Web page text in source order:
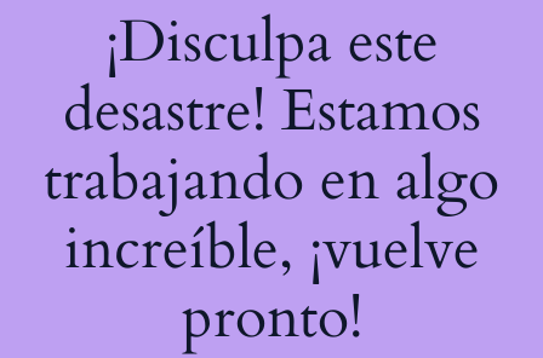
¡Disculpa este
desastre! Estamos
trabajando en algo
increíble, ¡vuelve
pronto!